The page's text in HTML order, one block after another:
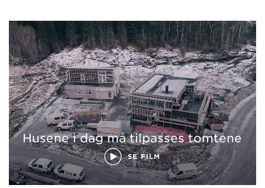
Husene i dag må tilpasses tomtene
SE FILM